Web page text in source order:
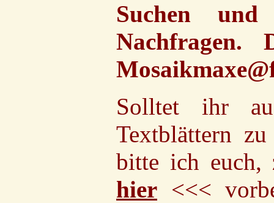
Suchen
Nachfragen.
Solltet ihr
Textblättern
bitte ich euch,
hier <<<